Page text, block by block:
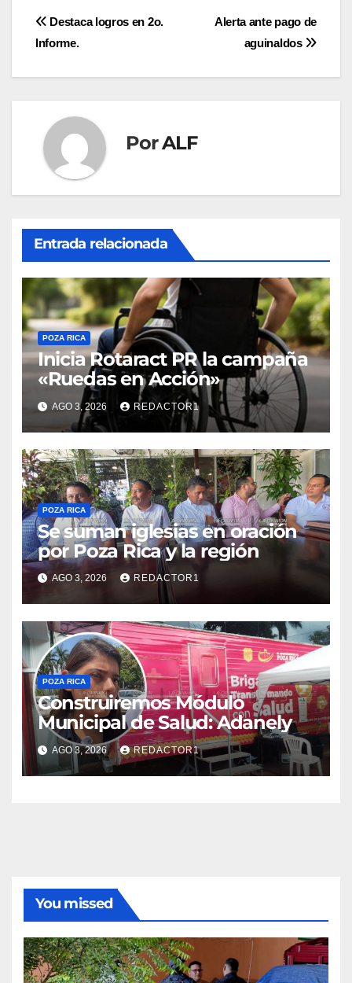
Navegación
Alerta ante pago de
aguinaldos
Destaca logros en 2o.
Informe.
PorALF
Entrada relacionada
POZA RICA
Inicia Rotaract PR la campaña
«Ruedas en Acción»
AGO 3, 2026 REDACTOR1
POZA RICA
Se suman iglesias en oración
por Poza Rica y la región
AGO 3, 2026 REDACTOR1
POZA RICA
Construiremos Módulo
Municipal de Salud: Adanely
AGO 3, 2026 REDACTOR1
You missed